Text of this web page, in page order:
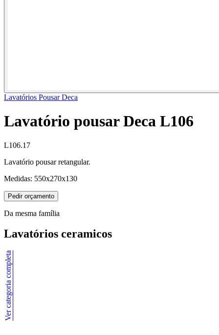
Lavatórios Pousar Deca
Lavatório pousar Deca L106
L106.17
Lavatório pousar retangular.
Medidas: 550x270x130
Pedir orçamento
Da mesma família
Lavatórios ceramicos
Ver categoria completa